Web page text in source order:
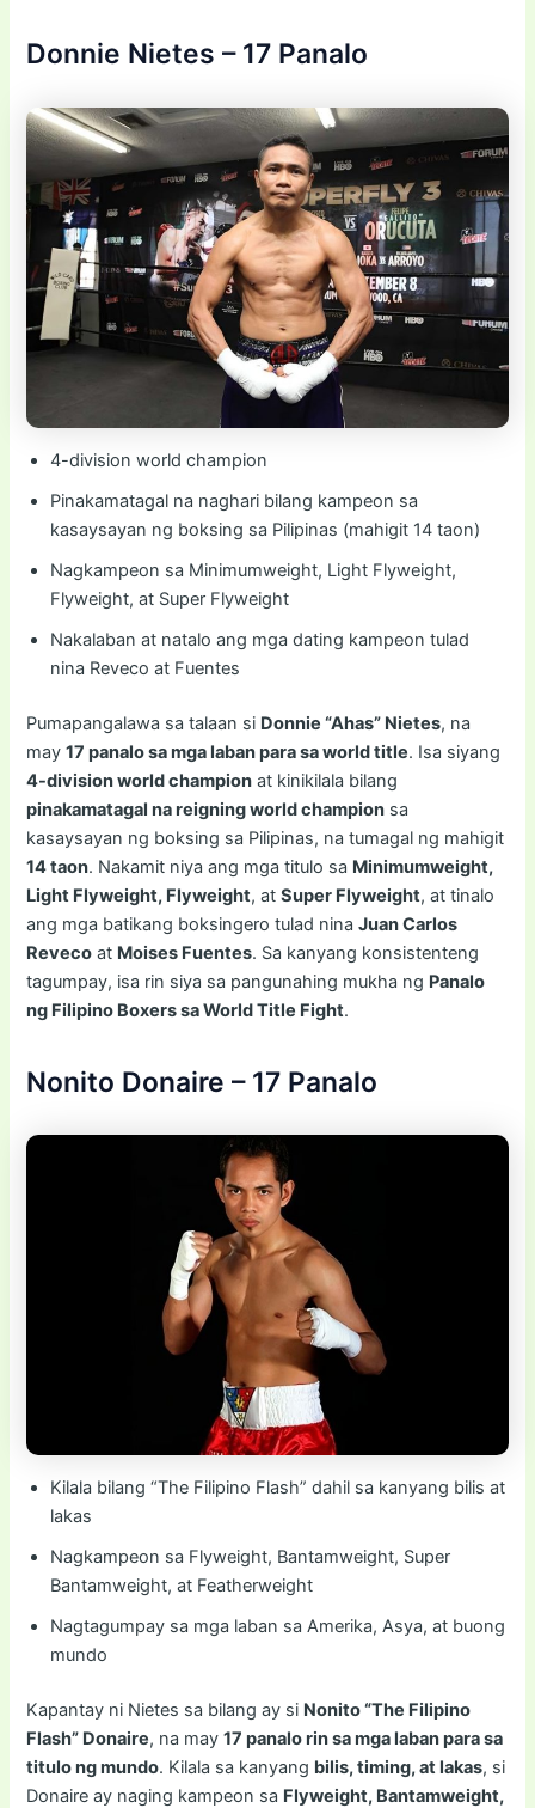
Donnie Nietes – 17 Panalo
4-division world champion
Pinakamatagal na naghari bilang kampeon sa
kasaysayan ng boksing sa Pilipinas (mahigit 14 taon)
Nagkampeon sa Minimumweight, Light Flyweight,
Flyweight, at Super Flyweight
Nakalaban at natalo ang mga dating kampeon tulad
nina Reveco at Fuentes
Pumapangalawa sa talaan si Donnie “Ahas” Nietes, na
may17 panalo sa mga laban para sa world title. Isa siyang
4-division world champion at kinikilala bilang
pinakamatagal na reigning world champion sa
kasaysayan ng boksing sa Pilipinas, na tumagal ng mahigit
14 taon. Nakamit niya ang mga titulo sa Minimumweight,
Light Flyweight, Flyweight, atSuper Flyweight, at tinalo
ang mga batikang boksingero tulad ninaJuan Carlos
Reveco at Moises Fuentes. Sa kanyang konsistenteng
tagumpay, isa rin siya sa pangunahing mukha ng Panalo
ng Filipino Boxers sa World Title Fight.
Nonito Donaire – 17 Panalo
Kilala bilang “The Filipino Flash” dahil sa kanyang bilis at
lakas
Nagkampeon sa Flyweight, Bantamweight, Super
Bantamweight, at Featherweight
Nagtagumpay sa mga laban sa Amerika, Asya, at buong
mundo
Kapantay ni Nietes sa bilang ay si Nonito “The Filipino
Flash” Donaire, na may17 panalo rin sa mga laban para sa
titulo ng mundo. Kilala sa kanyang bilis, timing, at lakas, si
Donaire ay naging kampeon sa Flyweight, Bantamweight,